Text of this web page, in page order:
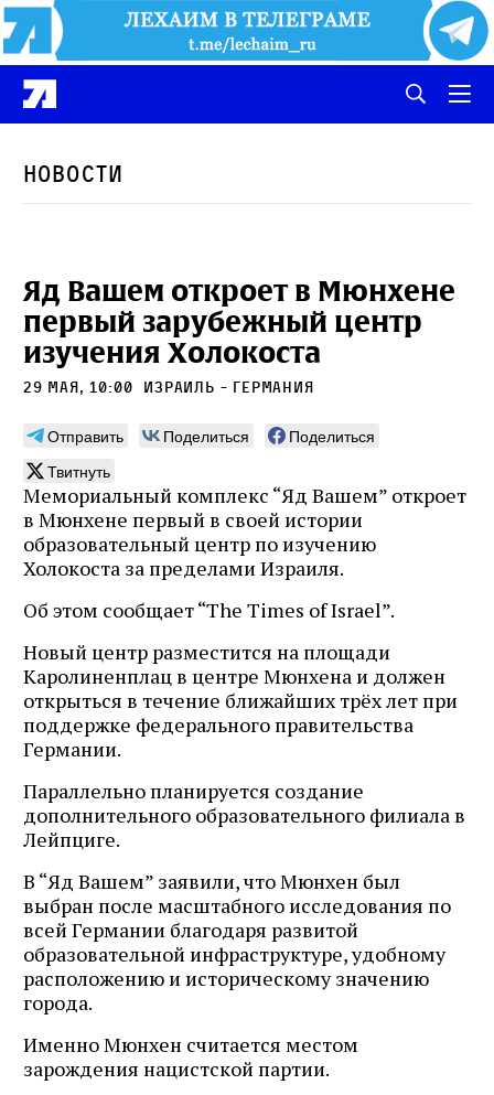
Новости
Яд Вашем откроет в Мюнхене
первый зарубежный центр
изучения Холокоста
29 мая, 10:00 израиль - германия
Отправить Поделиться
Поделиться
Твитнуть
Мемориальный комплекс “Яд Вашем” откроет
в Мюнхене первый в своей истории
образовательный центр по изучению
Холокоста за пределами Израиля.
Об этом сообщает “The Times of Israel”.
Новый центр разместится на площади
Каролиненплац в центре Мюнхена и должен
открыться в течение ближайших трёх лет при
поддержке федерального правительства
Германии.
Параллельно планируется создание
дополнительного образовательного филиала в
Лейпциге.
В “Яд Вашем” заявили, что Мюнхен был
выбран после масштабного исследования по
всей Германии благодаря развитой
образовательной инфраструктуре, удобному
расположению и историческому значению
города.
Именно Мюнхен считается местом
зарождения нацистской партии.